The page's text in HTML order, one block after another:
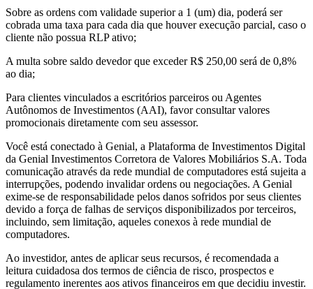
Sobre as ordens com validade superior a 1 (um) dia, poderá ser
cobrada uma taxa para cada dia que houver execução parcial, caso o
cliente não possua RLP ativo;
A multa sobre saldo devedor que exceder R$ 250,00 será de 0,8%
ao dia;
Para clientes vinculados a escritórios parceiros ou Agentes
Autônomos de Investimentos (AAI), favor consultar valores
promocionais diretamente com seu assessor.
Você está conectado à Genial, a Plataforma de Investimentos Digital
da Genial Investimentos Corretora de Valores Mobiliários S.A. Toda
comunicação através da rede mundial de computadores está sujeita a
interrupções, podendo invalidar ordens ou negociações. A Genial
exime-se de responsabilidade pelos danos sofridos por seus clientes
devido a força de falhas de serviços disponibilizados por terceiros,
incluindo, sem limitação, aqueles conexos à rede mundial de
computadores.
Ao investidor, antes de aplicar seus recursos, é recomendada a
leitura cuidadosa dos termos de ciência de risco, prospectos e
regulamento inerentes aos ativos financeiros em que decidiu investir.